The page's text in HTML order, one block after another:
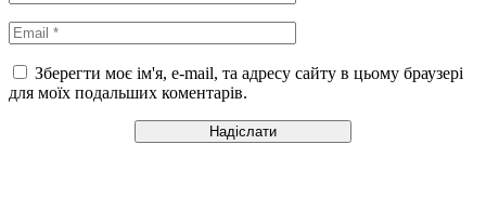
Зберегти моє ім'я, e-mail, та адресу сайту в цьому браузері
для моїх подальших коментарів.